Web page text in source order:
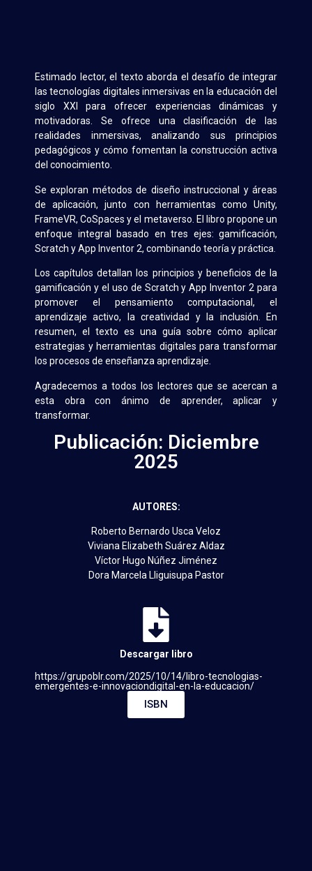
Estimado lector, el texto aborda el desafío de integrar
las tecnologías digitales inmersivas en la educación del
siglo XXI para ofrecer experiencias dinámicas y
motivadoras. Se ofrece una clasificación de las
realidades inmersivas, analizando sus principios
pedagógicos y cómo fomentan la construcción activa
del conocimiento.
Se exploran métodos de diseño instruccional y áreas
de aplicación, junto con herramientas como Unity,
FrameVR, CoSpaces y el metaverso. El libro propone un
enfoque integral basado en tres ejes: gamificación,
Scratch y App Inventor 2, combinando teoría y práctica.
Los capítulos detallan los principios y beneficios de la
gamificación y el uso de Scratch y App Inventor 2 para
promover el pensamiento computacional, el
aprendizaje activo, la creatividad y la inclusión. En
resumen, el texto es una guía sobre cómo aplicar
estrategias y herramientas digitales para transformar
los procesos de enseñanza aprendizaje.
Agradecemos a todos los lectores que se acercan a
esta obra con ánimo de aprender, aplicar y
transformar.
Publicación: Diciembre
2025
AUTORES:
Roberto Bernardo Usca Veloz
Viviana Elizabeth Suárez Aldaz
Víctor Hugo Núñez Jiménez
Dora Marcela Lliguisupa Pastor
Descargar libro
https://grupoblr.com/2025/10/14/libro-tecnologias-
emergentes-e-innovaciondigital-en-la-educacion/
ISBN